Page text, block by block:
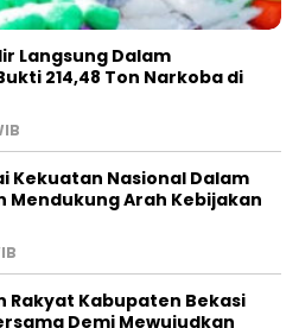
Langsung Dalam
214,48 Ton Narkoba di
Kekuatan Nasional Dalam
Mendukung Arah Kebijakan
Rakyat Kabupaten Bekasi
Demi Mewujudkan